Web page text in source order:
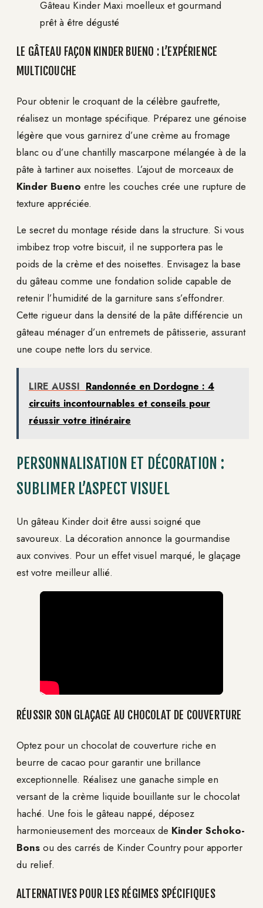
Gâteau Kinder Maxi moelleux et gourmand
prêt à être dégusté
LE GÂTEAU FAÇON KINDER BUENO : L’EXPÉRIENCE
MULTICOUCHE
Pour obtenir le croquant de la célèbre gaufrette,
réalisez un montage spécifique. Préparez une génoise
légère que vous garnirez d’une crème au fromage
blanc ou d’une chantilly mascarpone mélangée à de la
pâte à tartiner aux noisettes. L’ajout de morceaux de
Kinder Bueno entre les couches crée une rupture de
texture appréciée.
Le secret du montage réside dans la structure. Si vous
imbibez trop votre biscuit, il ne supportera pas le
poids de la crème et des noisettes. Envisagez la base
du gâteau comme une fondation solide capable de
retenir l’humidité de la garniture sans s’effondrer.
Cette rigueur dans la densité de la pâte différencie un
gâteau ménager d’un entremets de pâtisserie, assurant
une coupe nette lors du service.
LIRE AUSSI Randonnée en Dordogne : 4
circuits incontournables et conseils pour
réussir votre itinéraire
PERSONNALISATION ET DÉCORATION :
SUBLIMER L’ASPECT VISUEL
Un gâteau Kinder doit être aussi soigné que
savoureux. La décoration annonce la gourmandise
aux convives. Pour un effet visuel marqué, le glaçage
est votre meilleur allié.
RÉUSSIR SON GLAÇAGE AU CHOCOLAT DE COUVERTURE
Optez pour un chocolat de couverture riche en
beurre de cacao pour garantir une brillance
exceptionnelle. Réalisez une ganache simple en
versant de la crème liquide bouillante sur le chocolat
haché. Une fois le gâteau nappé, déposez
harmonieusement des morceaux de Kinder Schoko-
Bons ou des carrés de Kinder Country pour apporter
du relief.
ALTERNATIVES POUR LES RÉGIMES SPÉCIFIQUES